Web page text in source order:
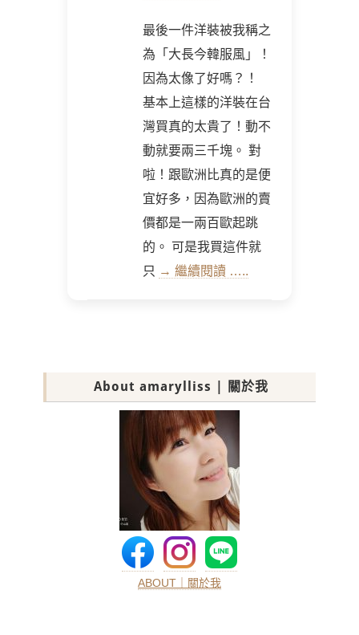
最後一件洋裝被我稱之
為「大長今韓服風」！
因為太像了好嗎？！
基本上這樣的洋裝在台
灣買真的太貴了！動不
動就要兩三千塊。 對
啦！跟歐洲比真的是便
宜好多，因為歐洲的賣
價都是一兩百歐起跳
的。 可是我買這件就
只 → 繼續閱讀 …..
About amarylliss | 關於我
ABOUT｜關於我